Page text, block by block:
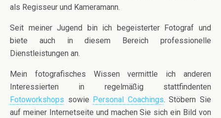
als Regisseur und Kameramann.
Seit meiner Jugend bin ich begeisterter Fotograf und
biete auch in diesem Bereich professionelle
Dienstleistungen an.
Mein fotografisches Wissen vermittle ich anderen
Interessierten in regelmäßig stattfindenten
Fotoworkshops sowie Personal Coachings. Stöbern Sie
auf meiner Internetseite und machen Sie sich ein Bild von